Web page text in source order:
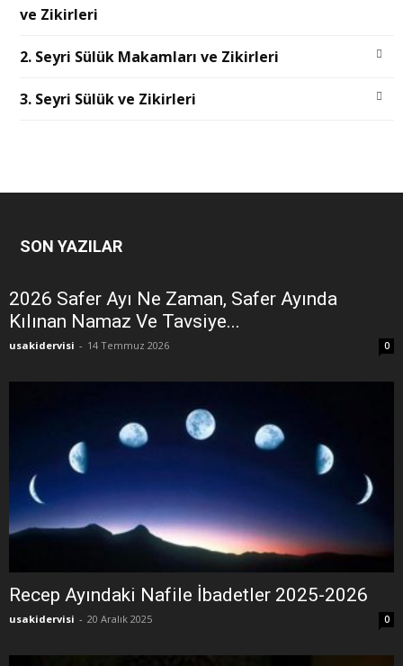
ve Zikirleri
2. Seyri Sülük Makamları ve Zikirleri
3. Seyri Sülük ve Zikirleri
SON YAZILAR
2026 Safer Ayı Ne Zaman, Safer Ayında
Kılınan Namaz Ve Tavsiye...
usakidervisi - 14 Temmuz 2026 0
Recep Ayındaki Nafile İbadetler 2025-2026
usakidervisi - 20 Aralık 2025 0